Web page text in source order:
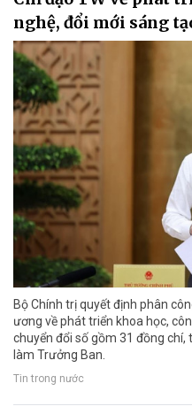
nghệ, đổi mới sáng
Bộ Chính trị quyết định phân
ương về phát triển khoa học,
chuyển đổi số gồm 31 đồng
làm Trưởng Ban.
Tin trong nước